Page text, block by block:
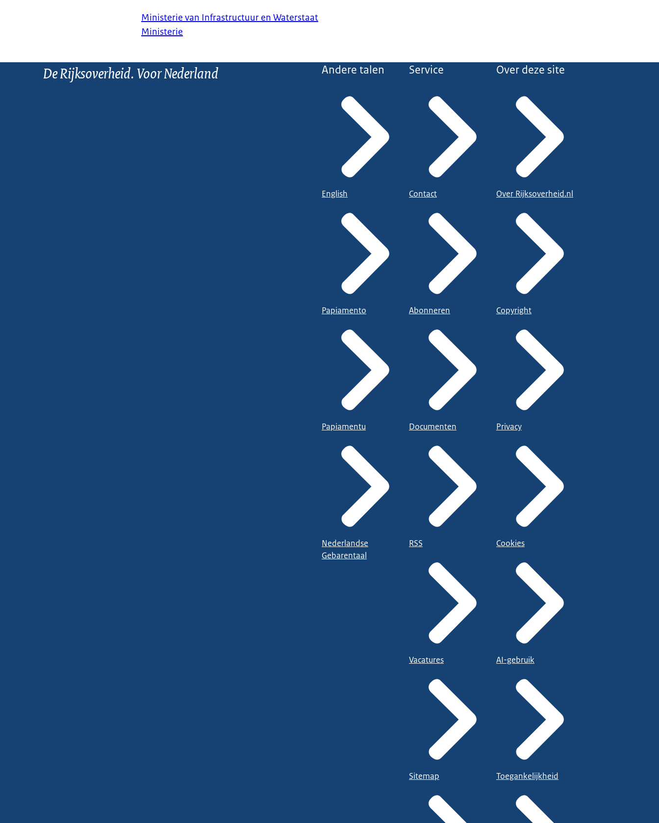
Ministerie van Infrastructuur en Waterstaat
Ministerie
De Rijksoverheid. Voor Nederland Andere talen
English
Papiamento
Papiamentu
Nederlandse
Gebarentaal
Service
Contact
Abonneren
Documenten
RSS
Vacatures
Sitemap
Over deze site
Over Rijksoverheid.nl
Copyright
Privacy
Cookies
AI-gebruik
Toegankelijkheid